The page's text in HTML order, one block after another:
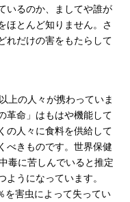
いるのか、ましてや誰が
ほとんど知りません。さ
れだけの害をもたらして
上の人々が携わっていま
革命」はもはや機能して
の人々に食料を供給して
べきものです。世界保健
毒に苦しんでいると推定
うになっています。
を害虫によって失ってい